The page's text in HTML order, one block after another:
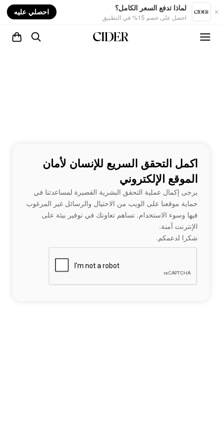
لماذا تدفع السعر الكامل؟
احصل على خصم 15% في التطبيق
احصلي عليه
اكمل التحقق السريع للإنسان لأمان
الموقع الإلكتروني
يرجى إكمال عملية التحقق البشرية القصيرة لمساعدتنا في
حماية موقعنا على الويب من الاحتيال والرسائل غير المرغوب
فيها وسوء الاستخدام. تساهم تعاونك في توفير بيئة على
الإنترنت آمنة.
شكرا لدعمكم.